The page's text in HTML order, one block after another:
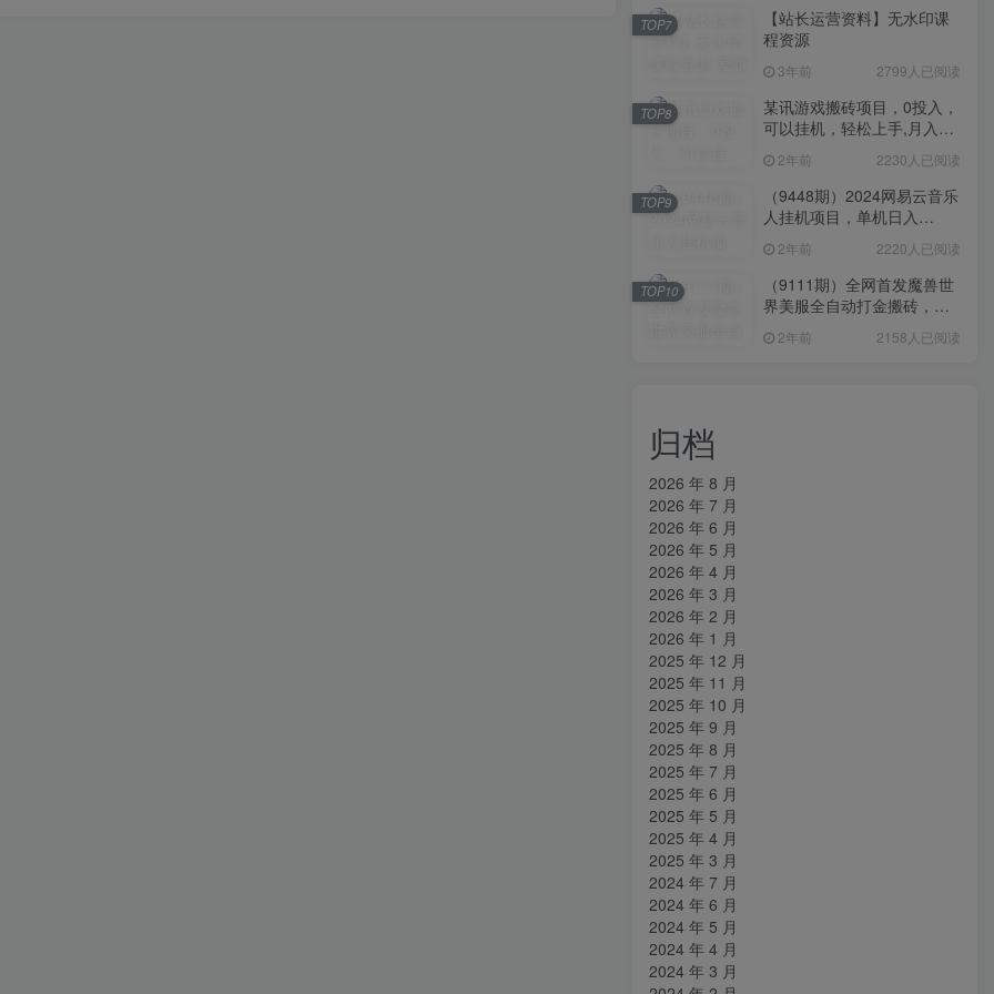
【站长运营资料】无水印课
程资源
3年前 2799人已阅读
TOP7
某讯游戏搬砖项目，0投入，
可以挂机，轻松上手,月入
2年前 2230人已阅读
TOP8
（9448期）2024网易云音乐
人挂机项目，单机日入
2年前 2220人已阅读
TOP9
（9111期）全网首发魔兽世
界美服全自动打金搬砖，日
姆级教学
2年前 2158人已阅读
TOP10
归档
2026 年 8 月
2026 年 7 月
2026 年 6 月
2026 年 5 月
2026 年 4 月
2026 年 3 月
2026 年 2 月
2026 年 1 月
2025 年 12 月
2025 年 11 月
2025 年 10 月
2025 年 9 月
2025 年 8 月
2025 年 7 月
2025 年 6 月
2025 年 5 月
2025 年 4 月
2025 年 3 月
2024 年 7 月
2024 年 6 月
2024 年 5 月
2024 年 4 月
2024 年 3 月